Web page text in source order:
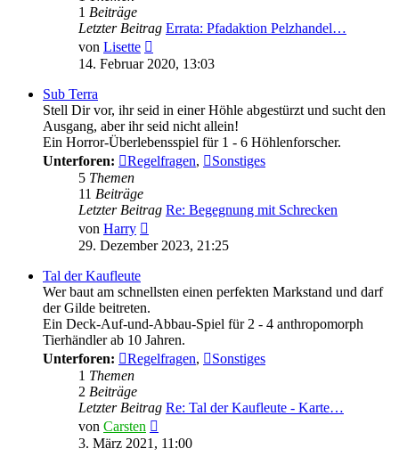
1 Beiträge
Letzter Beitrag Errata: Pfadaktion Pelzhandel…
von Lisette
Beitrag
14. Februar 2020, 13:03
Sub Terra
Stell Dir vor, ihr seid in einer Höhle abgestürzt und sucht den
Ausgang, aber ihr seid nicht allein!
Ein Horror-Überlebensspiel für 1 - 6 Höhlenforscher.
Unterforen:
Regelfragen,
Sonstiges
5 Themen
11 Beiträge
Letzter Beitrag Re: Begegnung mit Schrecken
von Harry
Beitrag
29. Dezember 2023, 21:25
Tal der Kaufleute
Wer baut am schnellsten einen perfekten Markstand und darf
der Gilde beitreten.
Ein Deck-Auf-und-Abbau-Spiel für 2 - 4 anthropomorph
Tierhändler ab 10 Jahren.
Unterforen:
Regelfragen,
Sonstiges
1 Themen
2 Beiträge
Letzter Beitrag Re: Tal der Kaufleute - Karte…
von Carsten
Beitrag
3. März 2021, 11:00